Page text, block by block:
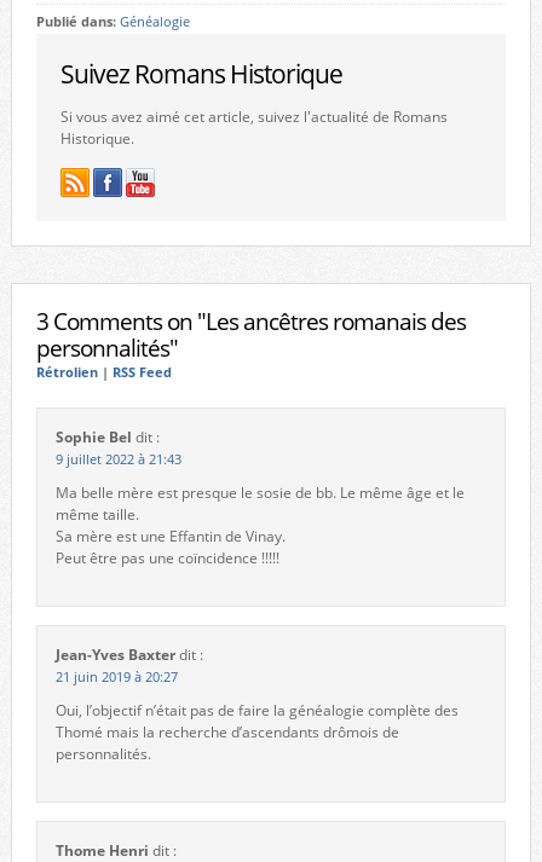
Publié dans: Généalogie
Suivez Romans Historique
Si vous avez aimé cet article, suivez l'actualité de Romans
Historique.
3 Comments on "Les ancêtres romanais des
personnalités"
Rétrolien| RSS Feed
Sophie Bel dit :
9 juillet 2022 à 21:43
Ma belle mère est presque le sosie de bb. Le même âge et le
même taille.
Sa mère est une Effantin de Vinay.
Peut être pas une coïncidence !!!!!
Jean-Yves Baxterdit :
21 juin 2019 à 20:27
Oui, l’objectif n’était pas de faire la généalogie complète des
Thomé mais la recherche d’ascendants drômois de
personnalités.
Thome Henri dit :